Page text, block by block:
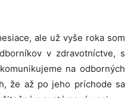
ale už vyše roka som
v zdravotníctve, s
na odborných
že až po jeho príchode sa